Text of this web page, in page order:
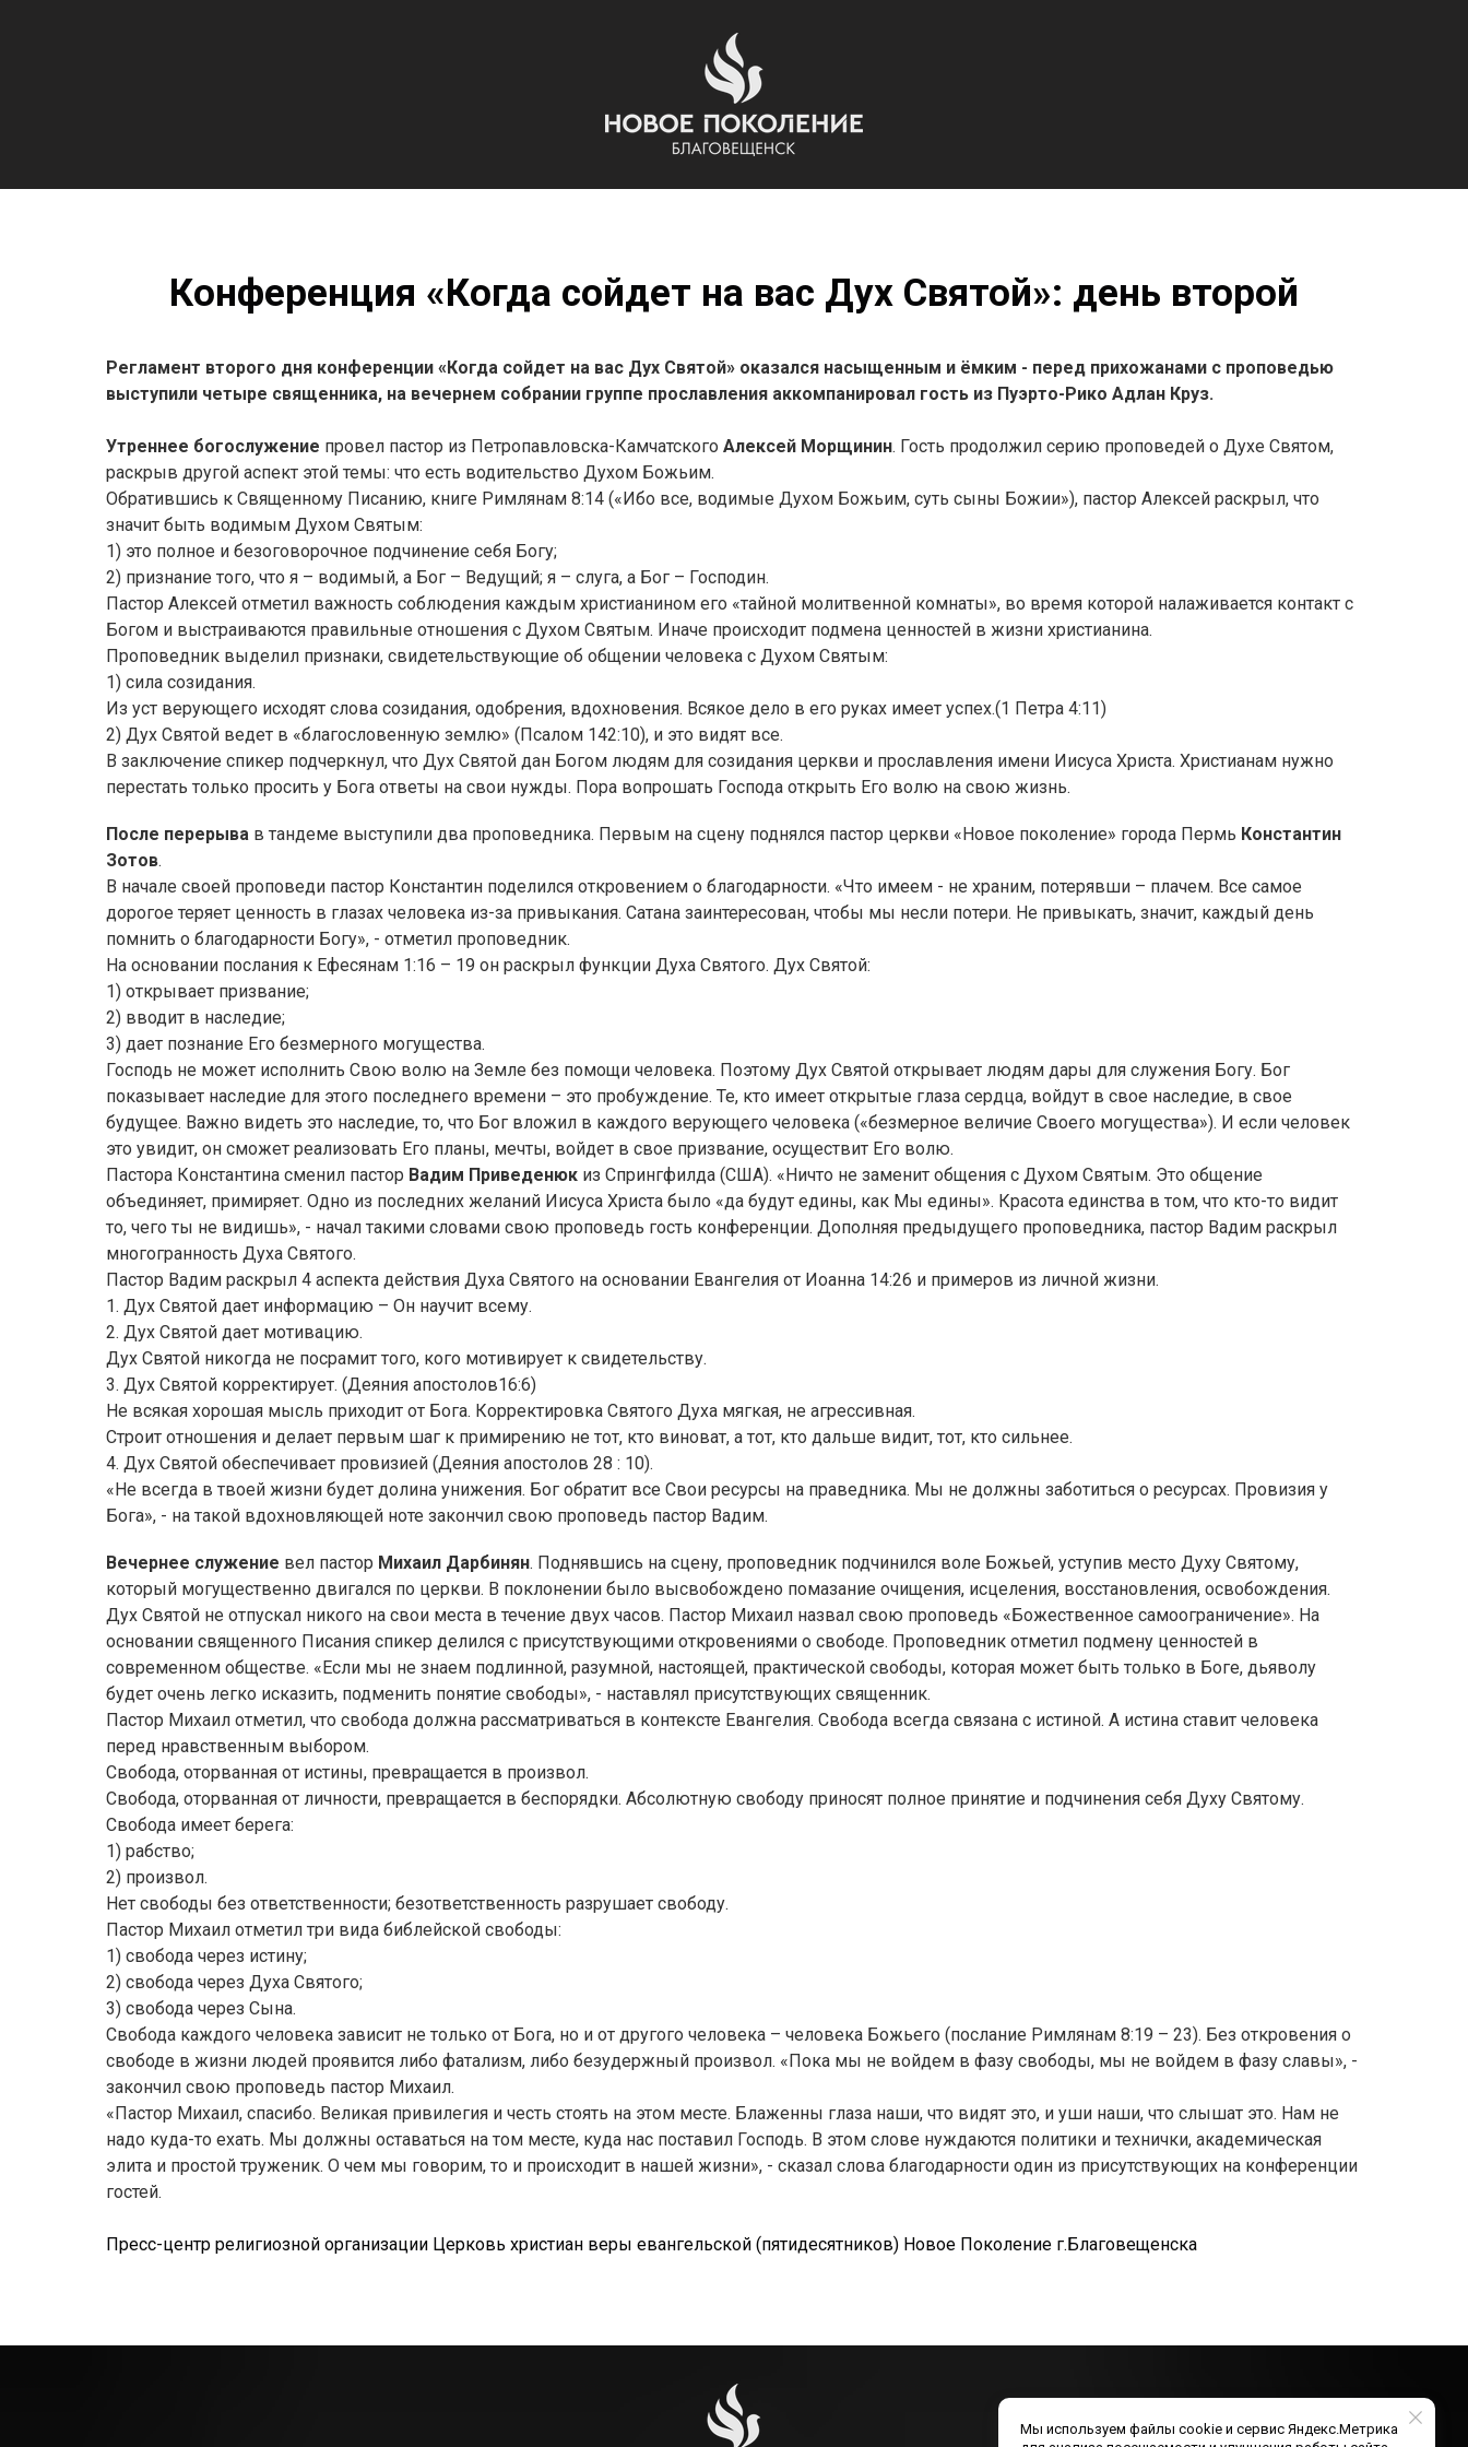
Конференция «Когда сойдет на вас Дух Святой»: день второй
Регламент второго дня конференции «Когда сойдет на вас Дух Святой» оказался насыщенным и ёмким - перед прихожанами с проповедью
выступили четыре священника, на вечернем собрании группе прославления аккомпанировал гость из Пуэрто-Рико Адлан Круз.
Утреннее богослужение провел пастор из Петропавловска-Камчатского Алексей Морщинин. Гость продолжил серию проповедей о Духе Святом,
раскрыв другой аспект этой темы: что есть водительство Духом Божьим.
Обратившись к Священному Писанию, книге Римлянам 8:14 («Ибо все, водимые Духом Божьим, суть сыны Божии»), пастор Алексей раскрыл, что
значит быть водимым Духом Святым:
1) это полное и безоговорочное подчинение себя Богу;
2) признание того, что я – водимый, а Бог – Ведущий; я – слуга, а Бог – Господин.
Пастор Алексей отметил важность соблюдения каждым христианином его «тайной молитвенной комнаты», во время которой налаживается контакт с
Богом и выстраиваются правильные отношения с Духом Святым. Иначе происходит подмена ценностей в жизни христианина.
Проповедник выделил признаки, свидетельствующие об общении человека с Духом Святым:
1) сила созидания.
Из уст верующего исходят слова созидания, одобрения, вдохновения. Всякое дело в его руках имеет успех.(1 Петра 4:11)
2) Дух Святой ведет в «благословенную землю» (Псалом 142:10), и это видят все.
В заключение спикер подчеркнул, что Дух Святой дан Богом людям для созидания церкви и прославления имени Иисуса Христа. Христианам нужно
перестать только просить у Бога ответы на свои нужды. Пора вопрошать Господа открыть Его волю на свою жизнь.
После перерыва в тандеме выступили два проповедника. Первым на сцену поднялся пастор церкви «Новое поколение» города Пермь Константин
Зотов.
В начале своей проповеди пастор Константин поделился откровением о благодарности. «Что имеем - не храним, потерявши – плачем. Все самое
дорогое теряет ценность в глазах человека из-за привыкания. Сатана заинтересован, чтобы мы несли потери. Не привыкать, значит, каждый день
помнить о благодарности Богу», - отметил проповедник.
На основании послания к Ефесянам 1:16 – 19 он раскрыл функции Духа Святого. Дух Святой:
1) открывает призвание;
2) вводит в наследие;
3) дает познание Его безмерного могущества.
Господь не может исполнить Свою волю на Земле без помощи человека. Поэтому Дух Святой открывает людям дары для служения Богу. Бог
показывает наследие для этого последнего времени – это пробуждение. Те, кто имеет открытые глаза сердца, войдут в свое наследие, в свое
будущее. Важно видеть это наследие, то, что Бог вложил в каждого верующего человека («безмерное величие Своего могущества»). И если человек
это увидит, он сможет реализовать Его планы, мечты, войдет в свое призвание, осуществит Его волю.
Пастора Константина сменил пастор Вадим Приведенюк из Спрингфилда (США). «Ничто не заменит общения с Духом Святым. Это общение
объединяет, примиряет. Одно из последних желаний Иисуса Христа было «да будут едины, как Мы едины». Красота единства в том, что кто-то видит
то, чего ты не видишь», - начал такими словами свою проповедь гость конференции. Дополняя предыдущего проповедника, пастор Вадим раскрыл
многогранность Духа Святого.
Пастор Вадим раскрыл 4 аспекта действия Духа Святого на основании Евангелия от Иоанна 14:26 и примеров из личной жизни.
1. Дух Святой дает информацию – Он научит всему.
2. Дух Святой дает мотивацию.
Дух Святой никогда не посрамит того, кого мотивирует к свидетельству.
3. Дух Святой корректирует. (Деяния апостолов16:6)
Не всякая хорошая мысль приходит от Бога. Корректировка Святого Духа мягкая, не агрессивная.
Строит отношения и делает первым шаг к примирению не тот, кто виноват, а тот, кто дальше видит, тот, кто сильнее.
4. Дух Святой обеспечивает провизией (Деяния апостолов 28 : 10).
«Не всегда в твоей жизни будет долина унижения. Бог обратит все Свои ресурсы на праведника. Мы не должны заботиться о ресурсах. Провизия у
Бога», - на такой вдохновляющей ноте закончил свою проповедь пастор Вадим.
Вечернее служение вел пастор Михаил Дарбинян. Поднявшись на сцену, проповедник подчинился воле Божьей, уступив место Духу Святому,
который могущественно двигался по церкви. В поклонении было высвобождено помазание очищения, исцеления, восстановления, освобождения.
Дух Святой не отпускал никого на свои места в течение двух часов. Пастор Михаил назвал свою проповедь «Божественное самоограничение». На
основании священного Писания спикер делился с присутствующими откровениями о свободе. Проповедник отметил подмену ценностей в
современном обществе. «Если мы не знаем подлинной, разумной, настоящей, практической свободы, которая может быть только в Боге, дьяволу
будет очень легко исказить, подменить понятие свободы», - наставлял присутствующих священник.
Пастор Михаил отметил, что свобода должна рассматриваться в контексте Евангелия. Свобода всегда связана с истиной. А истина ставит человека
перед нравственным выбором.
Свобода, оторванная от истины, превращается в произвол.
Свобода, оторванная от личности, превращается в беспорядки. Абсолютную свободу приносят полное принятие и подчинения себя Духу Святому.
Свобода имеет берега:
1) рабство;
2) произвол.
Нет свободы без ответственности; безответственность разрушает свободу.
Пастор Михаил отметил три вида библейской свободы:
1) свобода через истину;
2) свобода через Духа Святого;
3) свобода через Сына.
Свобода каждого человека зависит не только от Бога, но и от другого человека – человека Божьего (послание Римлянам 8:19 – 23). Без откровения о
свободе в жизни людей проявится либо фатализм, либо безудержный произвол. «Пока мы не войдем в фазу свободы, мы не войдем в фазу славы», -
закончил свою проповедь пастор Михаил.
«Пастор Михаил, спасибо. Великая привилегия и честь стоять на этом месте. Блаженны глаза наши, что видят это, и уши наши, что слышат это. Нам не
надо куда-то ехать. Мы должны оставаться на том месте, куда нас поставил Господь. В этом слове нуждаются политики и технички, академическая
элита и простой труженик. О чем мы говорим, то и происходит в нашей жизни», - сказал слова благодарности один из присутствующих на конференции
гостей.
Пресс-центр религиозной организации Церковь христиан веры евангельской (пятидесятников) Новое Поколение г.Благовещенска
Мы используем файлы cookie и сервис Яндекс.Метрика